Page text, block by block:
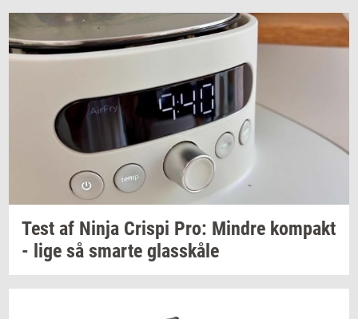
Test af Ninja Cri­spi Pro: Min­dre kom­pakt
- lige så smar­te glas­skå­le